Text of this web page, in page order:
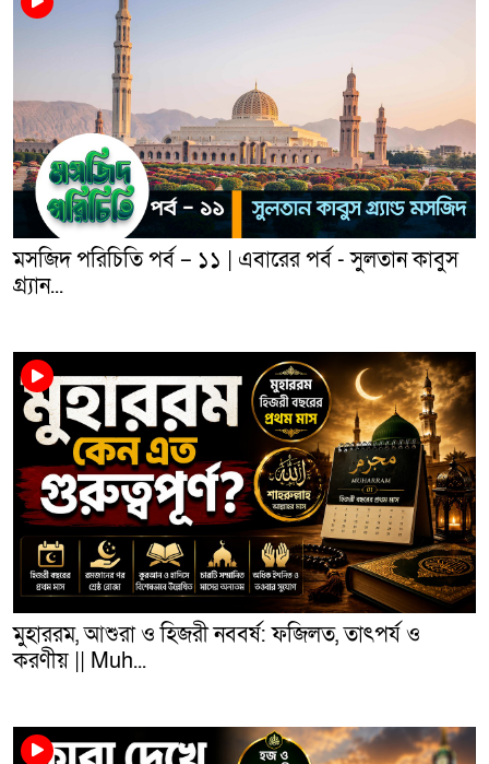
মসজিদ পরিচিতি পর্ব – ১১ | এবারের পর্ব - সুলতান কাবুস
গ্র্যান...
মুহাররম, আশুরা ও হিজরী নববর্ষ: ফজিলত, তাৎপর্য ও
করণীয় || Muh...